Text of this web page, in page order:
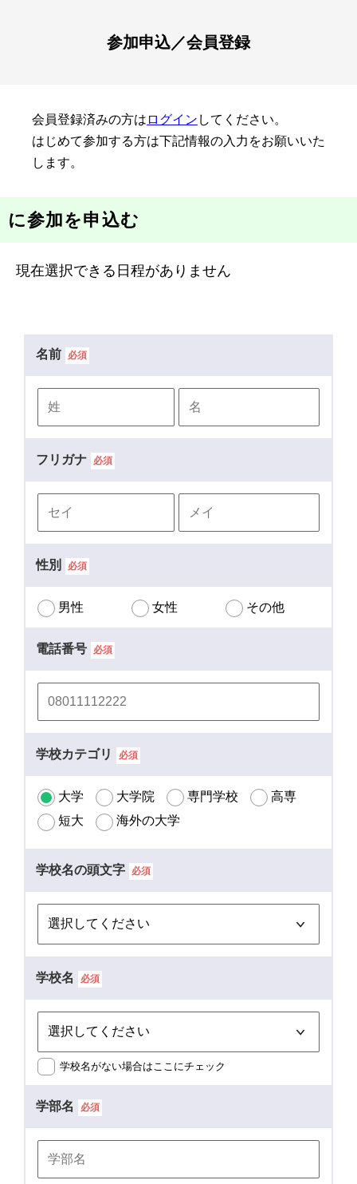
参加申込／会員登録
会員登録済みの方は ログイン してください。
はじめて参加する方は下記情報の入力をお願いいた
します。
に参加を申込む
現在選択できる日程がありません
名前 必須
フリガナ 必須
性別 必須
男性 女性 その他
電話番号 必須
学校カテゴリ 必須
大学 大学院 専門学校
高専
短大
海外の大学
学校名の頭文字 必須
学校名 必須
学校名がない場合はここにチェック
学部名 必須